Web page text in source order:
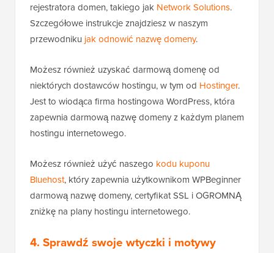
rejestratora domen, takiego jak Network Solutions.
Szczegółowe instrukcje znajdziesz w naszym
przewodniku jak odnowić nazwę domeny.
Możesz również uzyskać darmową domenę od
niektórych dostawców hostingu, w tym od Hostinger.
Jest to wiodąca firma hostingowa WordPress, która
zapewnia darmową nazwę domeny z każdym planem
hostingu internetowego.
Możesz również użyć naszego kodu kuponu
Bluehost, który zapewnia użytkownikom WPBeginner
darmową nazwę domeny, certyfikat SSL i OGROMNĄ
zniżkę na plany hostingu internetowego.
4. Sprawdź swoje wtyczki i motywy